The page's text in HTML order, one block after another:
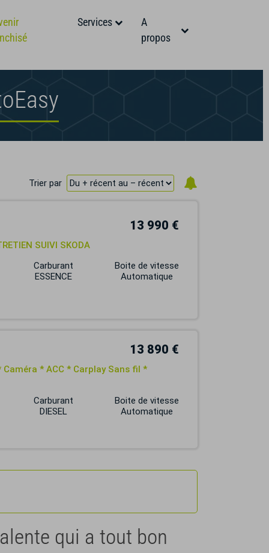
Services
A
propos
Trier par
13 990 €
SUIVI SKODA
Carburant
ESSENCE
Boite de vitesse
Automatique
13 890 €
Caméra * ACC * Carplay Sans fil *
Carburant
DIESEL
Boite de vitesse
Automatique
qui a tout bon